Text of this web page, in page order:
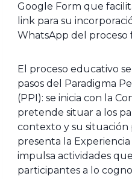
Google Form que
link para su
WhatsApp del proceso
El proceso educativo
pasos del Paradigma
(PPI): se inicia con la
pretende situar a los
contexto y su situación
presenta la
impulsa actividades
participantes a lo